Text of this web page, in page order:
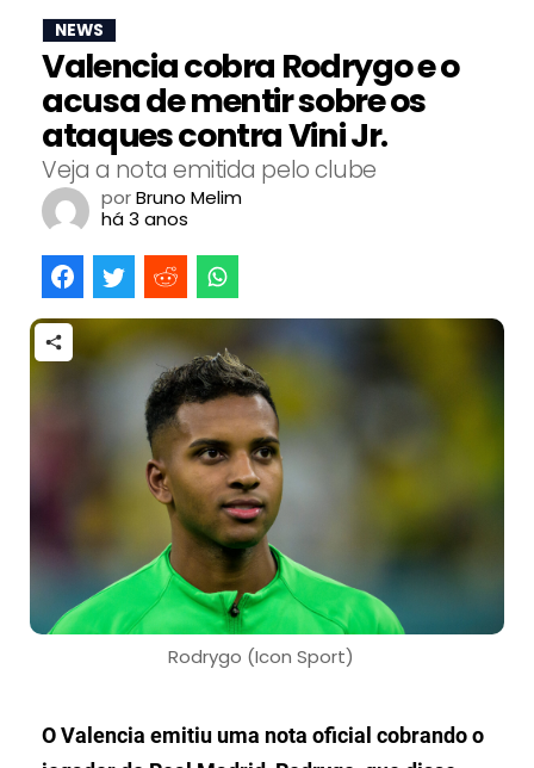
NEWS
Valencia cobra Rodrygo e o
acusa de mentir sobre os
ataques contra Vini Jr.
Veja a nota emitida pelo clube
porBruno Melim
há 3 anos
Rodrygo (Icon Sport)
O Valencia emitiu uma nota oficial cobrando o